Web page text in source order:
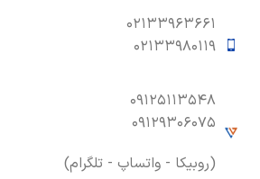
۰۲۱۳۳۹۶۳۶۶۱
۰۲۱۳۳۹۸۰۱۱۹
۰۹۱۲۵۱۱۳۵۴۸
۰۹۱۲۹۳۰۶۰۷۵
(روبیکا - واتساپ - تلگرام)